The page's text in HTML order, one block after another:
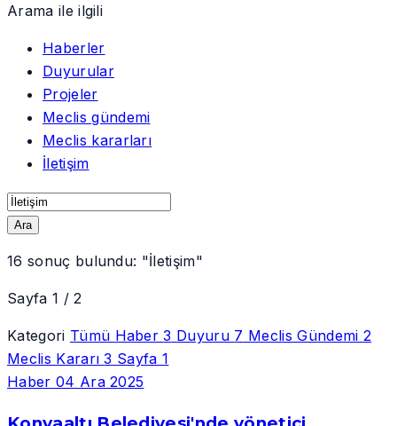
Arama ile ilgili
Haberler
Duyurular
Projeler
Meclis gündemi
Meclis kararları
İletişim
Ara
16 sonuç bulundu: "İletişim"
Sayfa 1 / 2
Kategori Tümü Haber3 Duyuru 7 Meclis Gündemi 2
Meclis Kararı3 Sayfa1
Haber 04 Ara 2025